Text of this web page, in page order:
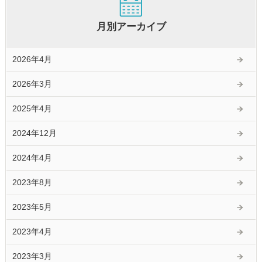
月別アーカイブ
2026年4月
2026年3月
2025年4月
2024年12月
2024年4月
2023年8月
2023年5月
2023年4月
2023年3月